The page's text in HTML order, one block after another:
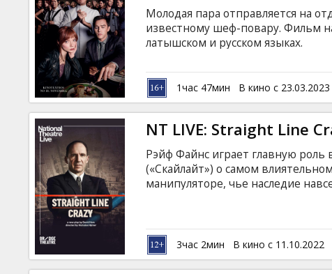
Молодая пара отправляется на
известному шеф-повару. Фильм
латышском и русском языках.
1час 47мин В кино с 23.03.2023
NT LIVE: Straight Line
Рэйф Файнс играет главную роль
(«Скайлайт») о самом
манипуляторе, чье наследие
жизнь рабочих Нью-Йорка, он
автомагистрали, чтобы
3час 2мин В кино с 11.10.2022